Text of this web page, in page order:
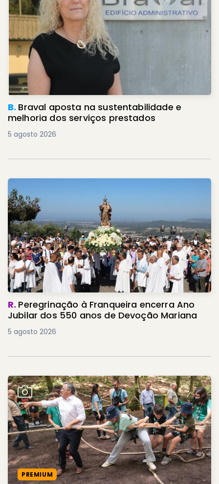
B. Braval aposta na sustentabilidade e
melhoria dos serviços prestados
5 agosto 2026
R. Peregrinação à Franqueira encerra Ano
Jubilar dos 550 anos de Devoção Mariana
5 agosto 2026
PREMIUM